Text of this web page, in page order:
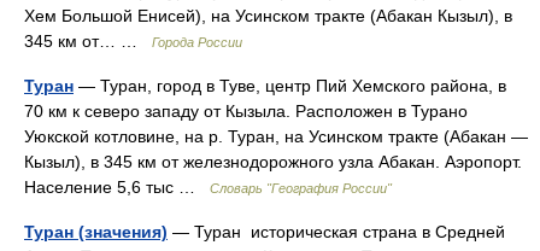
Хем Большой Енисей), на Усинском тракте (Абакан Кызыл), в
345 км от… …
Города России
Туран — Туран, город в Туве, центр Пий Хемского района, в
70 км к северо западу от Кызыла. Расположен в Турано
Уюкской котловине, на р. Туран, на Усинском тракте (Абакан —
Кызыл), в 345 км от железнодорожного узла Абакан. Аэропорт.
Население 5,6 тыс …
Словарь "География России"
Туран (значения) — Туран историческая страна в Средней